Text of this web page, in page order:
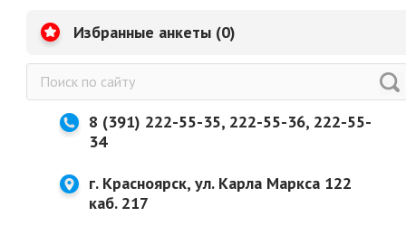
Избранные анкеты (0)
8 (391) 222-55-35, 222-55-36, 222-55-
34
г. Красноярск, ул. Карла Маркса 122
каб. 217